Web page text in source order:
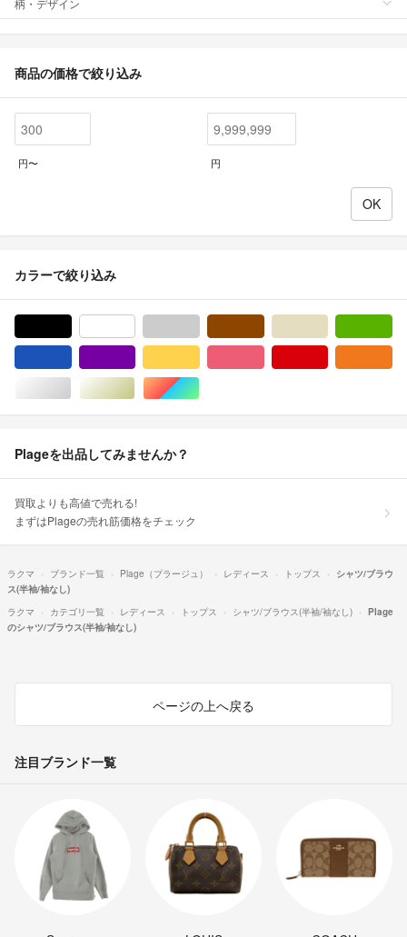
商品の価格で絞り込み
円〜 円
カラーで絞り込み
シルバー/銀色系ゴールド/金色系マルチカラー
Plageを出品してみませんか？
買取よりも高値で売れる!
まずはPlageの売れ筋価格をチェック
ラクマ ブランド一覧 Plage（プラージュ） レディース トップス
シャツ/ブラウ
ス(半袖/袖なし)
ラクマ
カテゴリ一覧 レディース トップス シャツ/ブラウス(半袖/袖なし)
Plage
のシャツ/ブラウス(半袖/袖なし)
ページの上へ戻る
注目ブランド一覧